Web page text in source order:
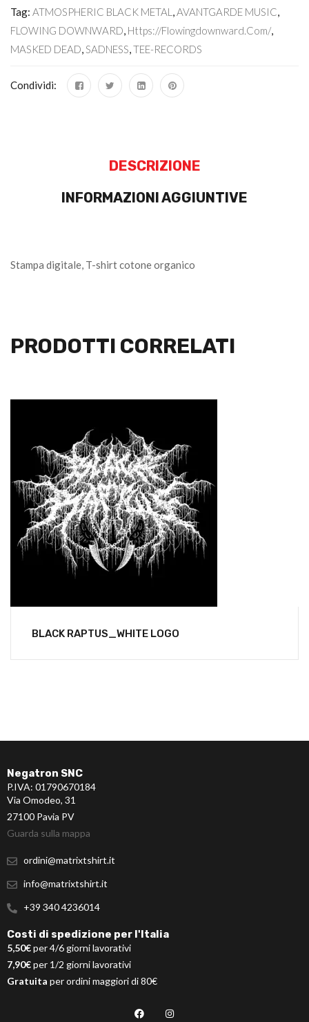
Tag: ATMOSPHERIC BLACK METAL ,AVANTGARDE MUSIC,
FLOWING DOWNWARD, Https://flowingdownward.com/,
MASKED DEAD,SADNESS,TEE-RECORDS
Condividi:
DESCRIZIONE
INFORMAZIONI AGGIUNTIVE
Stampa digitale, T-shirt cotone organico
PRODOTTI CORRELATI
BLACK RAPTUS_WHITE LOGO
Negatron SNC
P.IVA: 01790670184
Via Omodeo, 31
27100 Pavia PV
Guarda sulla mappa
ordini@matrixtshirt.it
info@matrixtshirt.it
+39 340 4236014
Costi di spedizione per l'Italia
5,50€per 4/6 giorni lavorativi
7,90€per 1/2 giorni lavorativi
Gratuita per ordini maggiori di 80€